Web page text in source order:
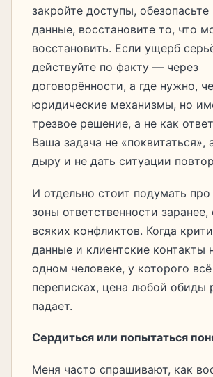
закройте доступы, обезопасьте
данные, восстановите то, что
восстановить. Если ущерб
действуйте по факту — через
договорённости, а где нужно,
юридические механизмы, но
трезвое решение, а не как
Ваша задача не «поквитаться»,
дыру и не дать ситуации
И отдельно стоит подумать
зоны ответственности
всяких конфликтов. Когда
данные и клиентские контакты
одном человеке, у которого
переписках, цена любой обиды
падает.
Сердиться или попытаться
Меня часто спрашивают, как